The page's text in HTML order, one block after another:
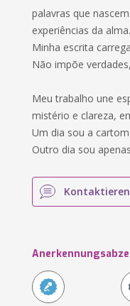
palavras que
experiências da alma.
Minha escrita
Não impõe
Meu trabalho une
mistério e clareza,
Um dia sou a
Outro dia sou